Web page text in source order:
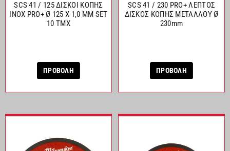
SCS 41 / 125 ΔΙΣΚΟΙ ΚΟΠΗΣ
INOX PRO+ Ø 125 X 1,0 MM SET
10 TMX
ΠΡΟΒΟΛΗ
SCS 41 / 230 PRO+ ΛΕΠΤΟΣ
ΔΙΣΚΟΣ ΚΟΠΗΣ ΜΕΤΑΛΛΟΥ Ø
230mm
ΠΡΟΒΟΛΗ